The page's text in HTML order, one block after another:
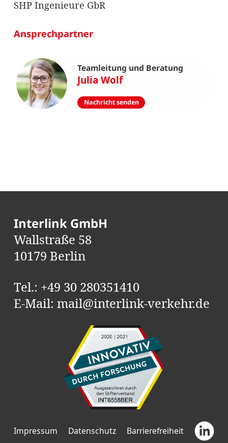
SHP Ingenieure GbR
Ansprechpartner
Teamleitung und Beratung
Julia Wolf
Nachricht senden
Interlink GmbH
Wallstraße 58
10179 Berlin
Tel.: +49 30 280351410
E-Mail: mail@interlink-verkehr.de
Impressum Datenschutz Barrierefreiheit